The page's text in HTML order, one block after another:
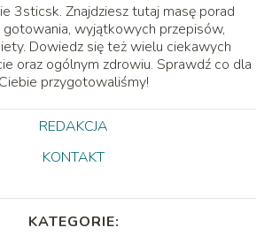
3sticsk. Znajdziesz tutaj masę porad
wyjątkowych przepisów,
Dowiedz się też wielu ciekawych
oraz ogólnym zdrowiu. Sprawdź co dla
Ciebie przygotowaliśmy!
REDAKCJA
KONTAKT
KATEGORIE: